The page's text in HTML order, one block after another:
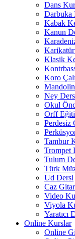
Dans
Darbuka
Kabak
Kanun
Klasik
Koro
Ney
Okul
Orff
Perdesiz
Tambur
Trompet
Tulum
Türk
Ud Dersi
Caz
Video
Viyola
Yaratıcı
Online Kurslar
Online